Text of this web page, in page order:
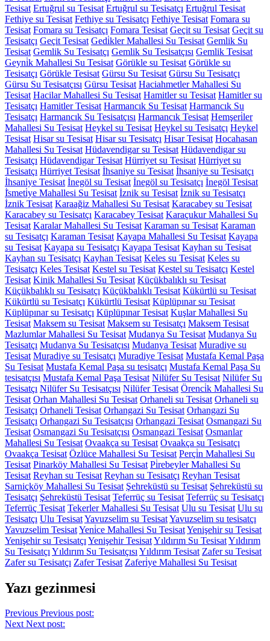
Tesisat Ertuğrul su Tesisat Ertuğrul su Tesisatçı Ertuğrul Tesisat
Fethiye su Tesisat Fethiye su Tesisatçı Fethiye Tesisat Fomara su
Tesisat Fomara su Tesisatçı Fomara Tesisat Geçit su Tesisat Geçit su
Tesisatçı Geçit Tesisat Gedi̇kler Mahallesi Su Tesisat Gemlik Su
Tesisat Gemlik Su Tesisatçı Gemlik Su Tesisatçısı Gemlik Tesisat
Geyni̇k Mahallesi Su Tesisat Görükle su Tesisat Görükle su
Tesisatçı Görükle Tesisat Gürsu Su Tesisat Gürsu Su Tesisatçı
Gürsu Su Tesisatçısı Gürsu Tesisat Haciahmetler Mahallesi Su
Tesisat Hacilar Mahallesi Su Tesisat Hamitler su Tesisat Hamitler su
Tesisatçı Hamitler Tesisat Harmancık Su Tesisat Harmancık Su
Tesisatçı Harmancık Su Tesisatçısı Harmancık Tesisat Hemşeri̇ler
Mahallesi Su Tesisat Heykel su Tesisat Heykel su Tesisatçı Heykel
Tesisat Hisar su Tesisat Hisar su Tesisatçı Hisar Tesisat Hocahasan
Mahallesi Su Tesisat Hüdavendigar su Tesisat Hüdavendigar su
Tesisatçı Hüdavendigar Tesisat Hürriyet su Tesisat Hürriyet su
Tesisatçı Hürriyet Tesisat İhsaniye su Tesisat İhsaniye su Tesisatçı
İhsaniye Tesisat İnegöl su Tesisat İnegöl su Tesisatçı İnegöl Tesisat
İ̇smeti̇ye Mahallesi Su Tesisat İznik su Tesisat İznik su Tesisatçı
İznik Tesisat Karaağiz Mahallesi Su Tesisat Karacabey su Tesisat
Karacabey su Tesisatçı Karacabey Tesisat Karaçukur Mahallesi Su
Tesisat Karalar Mahallesi Su Tesisat Karaman su Tesisat Karaman
su Tesisatçı Karaman Tesisat Kayapa Mahallesi Su Tesisat Kayapa
su Tesisat Kayapa su Tesisatçı Kayapa Tesisat Kayhan su Tesisat
Kayhan su Tesisatçı Kayhan Tesisat Keles su Tesisat Keles su
Tesisatçı Keles Tesisat Kestel su Tesisat Kestel su Tesisatçı Kestel
Tesisat Kinik Mahallesi Su Tesisat Küçükbalıklı su Tesisat
Küçükbalıklı su Tesisatçı Küçükbalıklı Tesisat Kükürtlü su Tesisat
Kükürtlü su Tesisatçı Kükürtlü Tesisat Küplüpınar su Tesisat
Küplüpınar su Tesisatçı Küplüpınar Tesisat Kuşlar Mahallesi Su
Tesisat Maksem su Tesisat Maksem su Tesisatçı Maksem Tesisat
Mazlumlar Mahallesi Su Tesisat Mudanya Su Tesisat Mudanya Su
Tesisatçı Mudanya Su Tesisatçısı Mudanya Tesisat Muradiye su
Tesisat Muradiye su Tesisatçı Muradiye Tesisat Mustafa Kemal Paşa
Su Tesisat Mustafa Kemal Paşa su tesisatçı Mustafa Kemal Paşa Su
tesisatçısı Mustafa Kemal Paşa Tesisat Nilüfer Su Tesisat Nilüfer Su
Tesisatçı Nilüfer Su Tesisatçısı Nilüfer Tesisat Örenci̇k Mahallesi Su
Tesisat Orhan Mahallesi Su Tesisat Orhaneli su Tesisat Orhaneli su
Tesisatçı Orhaneli Tesisat Orhangazi Su Tesisat Orhangazi Su
Tesisatçı Orhangazi Su Tesisatçısı Orhangazi Tesisat Osmangazi Su
Tesisat Osmangazi Su Tesisatçısı Osmangazi Tesisat Osmanlar
Mahallesi Su Tesisat Ovaakça su Tesisat Ovaakça su Tesisatçı
Ovaakça Tesisat Özlüce Mahallesi Su Tesisat Perçi̇n Mahallesi Su
Tesisat Pinarköy Mahallesi Su Tesisat Pi̇rebeyler Mahallesi Su
Tesisat Reyhan su Tesisat Reyhan su Tesisatçı Reyhan Tesisat
Sarniçköy Mahallesi Su Tesisat Şehreküstü su Tesisat Şehreküstü su
Tesisatçı Şehreküstü Tesisat Teferrüç su Tesisat Teferrüç su Tesisatçı
Teferrüç Tesisat Tekerler Mahallesi Su Tesisat Ulu su Tesisat Ulu su
Tesisatçı Ulu TesisatYavuzselim su TesisatYavuzselim su tesisatçı
Yavuzselim TesisatYeni̇ce Mahallesi Su TesisatYenişehir su Tesisat
Yenişehir su Tesisatçı Yenişehir TesisatYıldırım Su TesisatYıldırım
Su Tesisatçı Yıldırım Su Tesisatçısı Yıldırım Tesisat Zafer su Tesisat
Zafer su Tesisatçı Zafer Tesisat Zaferi̇ye Mahallesi Su Tesisat
Yazı gezinmesi
Previous Previous post:
Next Next post: